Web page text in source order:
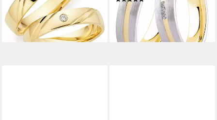
lieferbar in 2 Wochen 76,46 € UVP 85,90 €
-11%
lieferbar - in 1-2 Werktagen bei dir